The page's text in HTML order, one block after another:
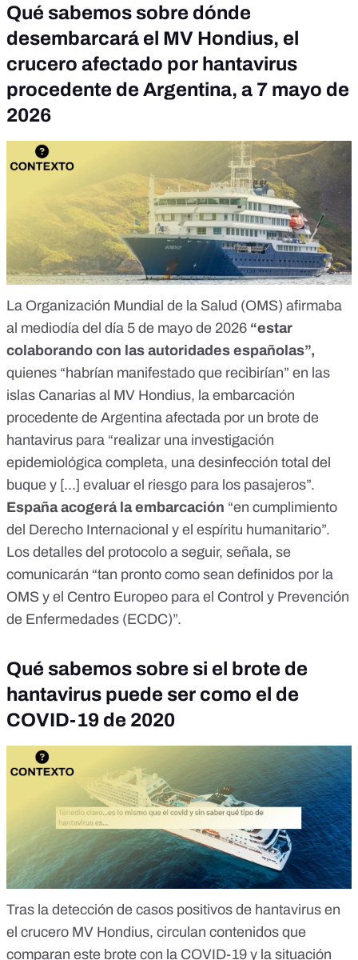
Qué sabemos sobre dónde
desembarcará el MV Hondius, el
crucero afectado por hantavirus
procedente de Argentina, a 7 mayo de
2026
La Organización Mundial de la Salud (OMS) afirmaba
al mediodía del día 5 de mayo de 2026 “estar
colaborando con las autoridades españolas”,
quienes “habrían manifestado que recibirían” en las
islas Canarias al MV Hondius, la embarcación
procedente de Argentina afectada por un brote de
hantavirus para “realizar una investigación
epidemiológica completa, una desinfección total del
buque y [...] evaluar el riesgo para los pasajeros”.
España acogerá la embarcación “en cumplimiento
del Derecho Internacional y el espíritu humanitario”.
Los detalles del protocolo a seguir, señala, se
comunicarán “tan pronto como sean definidos por la
OMS y el Centro Europeo para el Control y Prevención
de Enfermedades (ECDC)”.
Qué sabemos sobre si el brote de
hantavirus puede ser como el de
COVID-19 de 2020
Tras la detección de casos positivos de hantavirus en
el crucero MV Hondius, circulan contenidos que
comparan este brote con la COVID-19 y la situación